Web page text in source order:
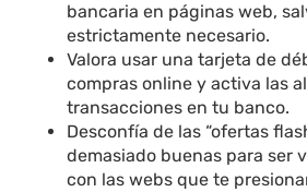
bancaria en páginas web,
estrictamente necesario.
Valora usar una tarjeta de
compras online y activa las
transacciones en tu banco.
Desconfía de las “ofertas
demasiado buenas para ser
con las webs que te